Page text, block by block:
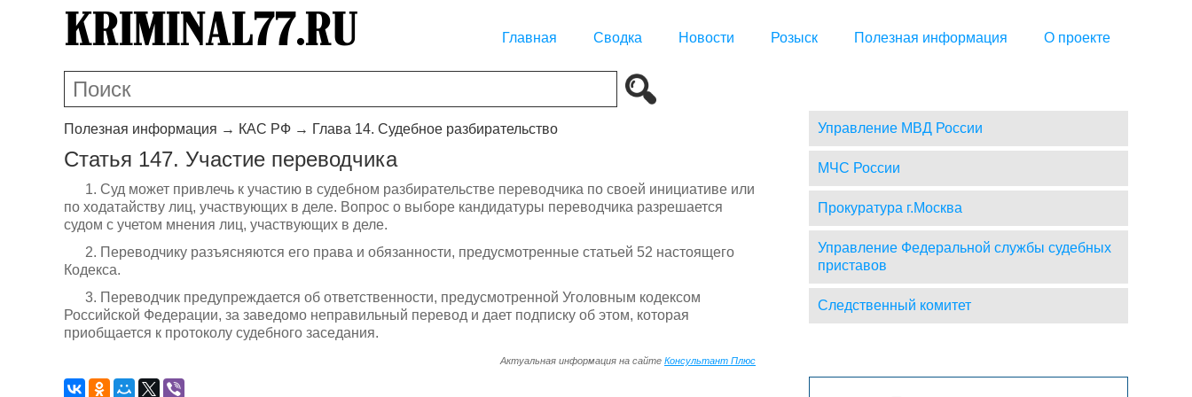
Главная Сводка Новости Розыск Полезная информация О проекте
Полезная информация → КАС РФ → Глава 14. Судебное разбирательство
Статья 147. Участие переводчика
1. Суд может привлечь к участию в судебном разбирательстве переводчика по своей инициативе или
по ходатайству лиц, участвующих в деле. Вопрос о выборе кандидатуры переводчика разрешается
судом с учетом мнения лиц, участвующих в деле.
2. Переводчику разъясняются его права и обязанности, предусмотренные статьей 52 настоящего
Кодекса.
3. Переводчик предупреждается об ответственности, предусмотренной Уголовным кодексом
Российской Федерации, за заведомо неправильный перевод и дает подписку об этом, которая
приобщается к протоколу судебного заседания.
Актуальная информация на сайте Консультант Плюс
Управление МВД России
МЧС России
Прокуратура г.Москва
Управление Федеральной службы судебных
приставов
Следственный комитет